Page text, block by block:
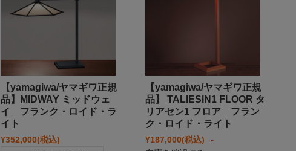
【yamagiwa/ヤマギワ正規
品】MIDWAY ミッドウェ
イ フランク・ロイド・ラ
イト
¥352,000(税込)
【yamagiwa/ヤマギワ正規
品】 TALIESIN1 FLOOR タ
リアセン1 フロア フラン
ク・ロイド・ライト
¥187,000(税込) ～